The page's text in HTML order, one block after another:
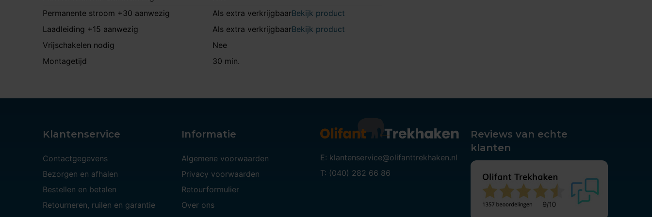
Permanente stroom +30 aanwezig
Als extra verkrijgbaarBekijk product
Laadleiding +15 aanwezig
Als extra verkrijgbaarBekijk product
Vrijschakelen nodig
Nee
Montagetijd
30 min.
Klantenservice
Contactgegevens
Bezorgen en afhalen
Bestellen en betalen
Retourneren, ruilen en garantie
Informatie
Algemene voorwaarden
Privacy voorwaarden
Retourformulier
Over ons
E: klantenservice@olifanttrekhaken.nl
T: (040) 282 66 86
Reviews van echte
klanten